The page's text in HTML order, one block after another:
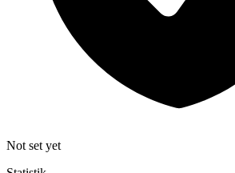
Not set yet